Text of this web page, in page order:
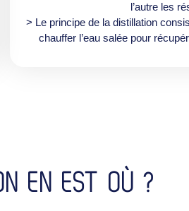
l’autre les
> Le principe de la distillation
chauffer l’eau salée pour
EN EST OÙ ?